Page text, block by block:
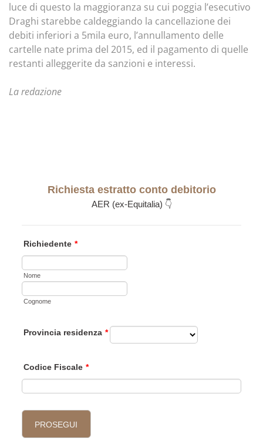
luce di questo la maggioranza su cui poggia l’esecutivo
Draghi starebbe caldeggiando la cancellazione dei
debiti inferiori a 5mila euro, l’annullamento delle
cartelle nate prima del 2015, ed il pagamento di quelle
restanti alleggerite da sanzioni e interessi.
La redazione